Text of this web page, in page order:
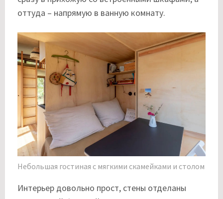
оттуда – напрямую в ванную комнату.
Небольшая гостиная с мягкими скамейками и столом
Интерьер довольно прост, стены отделаны